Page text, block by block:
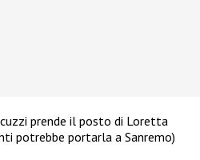
prende il posto di Loretta
potrebbe portarla a Sanremo)